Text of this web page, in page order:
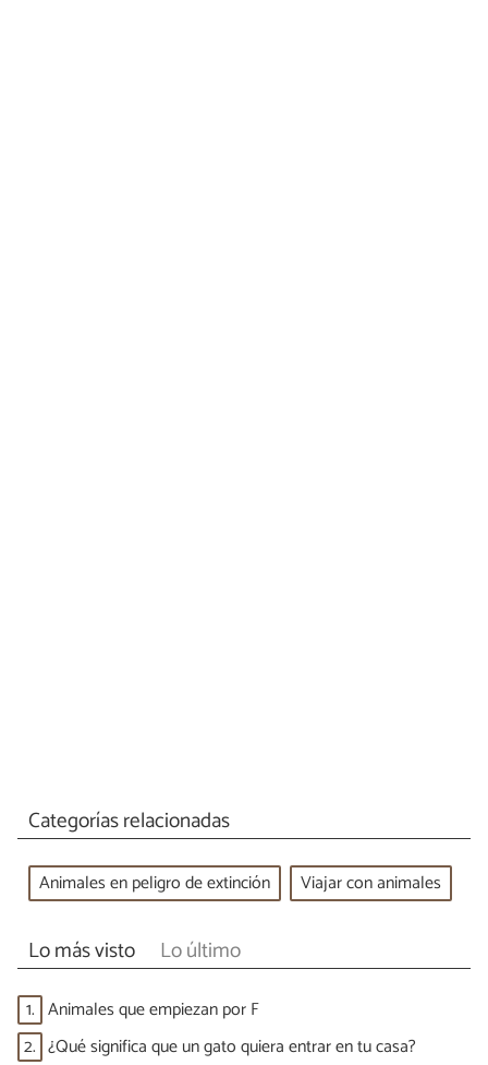
Categorías relacionadas
Animales en peligro de extinción Viajar con animales
Lo más visto Lo último
1. Animales que empiezan por F
2. ¿Qué significa que un gato quiera entrar en tu casa?